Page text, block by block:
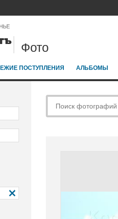
Фото
ПОСТУПЛЕНИЯ АЛЬБОМЫ